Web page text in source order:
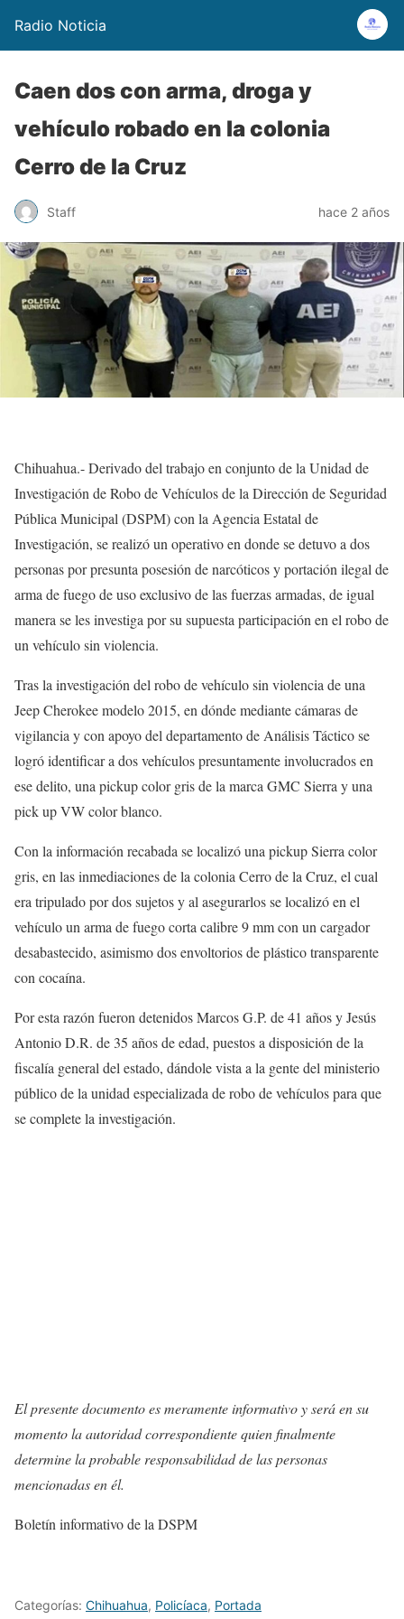
Radio Noticia
Caen dos con arma, droga y
vehículo robado en la colonia
Cerro de la Cruz
Staff hace 2 años
Chihuahua.- Derivado del trabajo en conjunto de la Unidad de
Investigación de Robo de Vehículos de la Dirección de Seguridad
Pública Municipal (DSPM) con la Agencia Estatal de
Investigación, se realizó un operativo en donde se detuvo a dos
personas por presunta posesión de narcóticos y portación ilegal de
arma de fuego de uso exclusivo de las fuerzas armadas, de igual
manera se les investiga por su supuesta participación en el robo de
un vehículo sin violencia.
Tras la investigación del robo de vehículo sin violencia de una
Jeep Cherokee modelo 2015, en dónde mediante cámaras de
vigilancia y con apoyo del departamento de Análisis Táctico se
logró identificar a dos vehículos presuntamente involucrados en
ese delito, una pickup color gris de la marca GMC Sierra y una
pick up VW color blanco.
Con la información recabada se localizó una pickup Sierra color
gris, en las inmediaciones de la colonia Cerro de la Cruz, el cual
era tripulado por dos sujetos y al asegurarlos se localizó en el
vehículo un arma de fuego corta calibre 9 mm con un cargador
desabastecido, asimismo dos envoltorios de plástico transparente
con cocaína.
Por esta razón fueron detenidos Marcos G.P. de 41 años y Jesús
Antonio D.R. de 35 años de edad, puestos a disposición de la
fiscalía general del estado, dándole vista a la gente del ministerio
público de la unidad especializada de robo de vehículos para que
se complete la investigación.
El presente documento es meramente informativo y será en su
momento la autoridad correspondiente quien finalmente
determine la probable responsabilidad de las personas
mencionadas en él.
Boletín informativo de la DSPM
Categorías: Chihuahua, Policíaca, Portada